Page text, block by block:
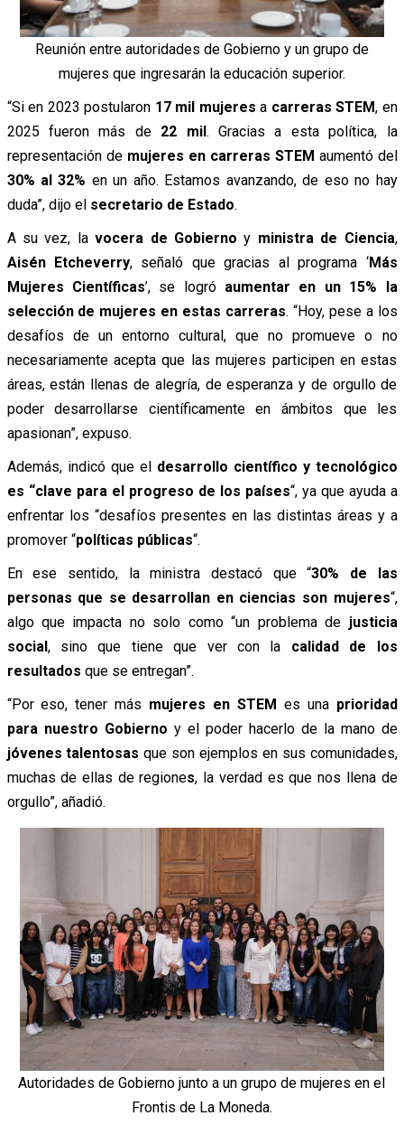
Reunión entre autoridades de Gobierno y un grupo de
mujeres que ingresarán la educación superior.
“Si en 2023 postularon 17 mil mujeres a carreras STEM, en
2025 fueron más de 22 mil . Gracias a esta política, la
representación de mujeres en carreras STEM aumentó del
30% al 32% en un año. Estamos avanzando, de eso no hay
duda”, dijo el secretario de Estado.
A su vez, lavocera de Gobierno y ministra de Ciencia,
Aisén Etcheverry, señaló que gracias al programa ‘Más
Mujeres Científicas’, se logró aumentar en un 15% la
selección de mujeres en estas carreras. “Hoy, pese a los
desafíos de un entorno cultural, que no promueve o no
necesariamente acepta que las mujeres participen en estas
áreas, están llenas de alegría, de esperanza y de orgullo de
poder desarrollarse científicamente en ámbitos que les
apasionan”, expuso.
Además, indicó que el desarrollo científico y tecnológico
es “clave para el progreso de los países“, ya que ayuda a
enfrentar los “desafíos presentes en las distintas áreas y a
promover “políticas públicas“.
En ese sentido, la ministra destacó que “30% de las
personas que se desarrollan en ciencias son mujeres“,
algo que impacta no solo como “un problema de justicia
social , sino que tiene que ver con la calidad de los
resultados que se entregan”.
“Por eso, tener más mujeres en STEM es una prioridad
para nuestro Gobierno y el poder hacerlo de la mano de
jóvenes talentosas que son ejemplos en sus comunidades,
muchas de ellas de regiones, la verdad es que nos llena de
orgullo”, añadió.
Autoridades de Gobierno junto a un grupo de mujeres en el
Frontis de La Moneda.